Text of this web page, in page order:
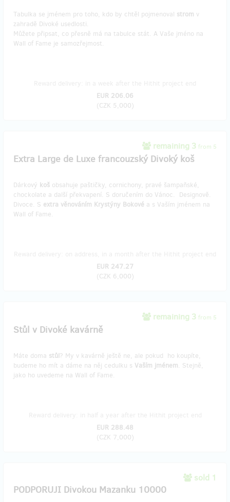
Tabulka se jménem pro toho, kdo by chtěl pojmenoval strom v
zahradě Divoké usedlosti.
Můžete připsat, co přesně má na tabulce stát. A Vaše jméno na
Wall of Fame je samozřejmost.
EUR 206.06
(CZK 5,000)
remaining 3 from 5
Extra Large de Luxe francouzský Divoký koš
Dárkový koš obsahuje paštičky, cornichony, pravé šampaňské,
chockolate a další překvapení. S doručením do Vánoc. Designově.
Divoce. S extra věnováním Krystýny Bokové a s Vaším jménem na
Wall of Fame.
EUR 247.27
(CZK 6,000)
remaining 3 from 5
Stůl v Divoké kavárně
Máte doma stůl? My v kavárně ještě ne, ale pokud ho koupíte,
budeme ho mít a dáme na něj cedulku s Vaším jménem. Stejně,
jako ho uvedeme na Wall of Fame.
EUR 288.48
(CZK 7,000)
sold 1
PODPORUJI Divokou Mazanku 10000